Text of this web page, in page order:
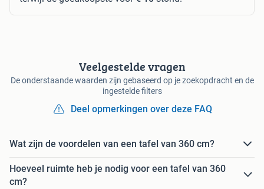
Veelgestelde vragen
De onderstaande waarden zijn gebaseerd op je zoekopdracht en de
ingestelde filters
Deel opmerkingen over deze FAQ
Wat zijn de voordelen van een tafel van 360 cm?
Hoeveel ruimte heb je nodig voor een tafel van 360
cm?